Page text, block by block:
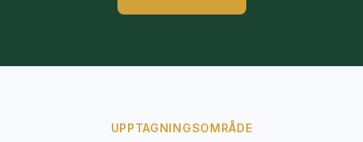
UPPTAGNINGSOMRÅDE